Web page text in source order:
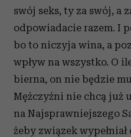
swój seks, ty za swój, a
odpowiadacie razem. I
bo to niczyja wina, a
wpływ na wszystko. O
bierna, on nie będzie
Mężczyźni nie chcą już
na Najsprawniejszego
żeby związek